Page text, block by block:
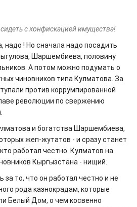
с конфискацией имущества!
надо ! Но сначала надо посадить
Шаршембиева, половину
А потом можно подумать о
чиновников типа Кулматова. За
против коррумпированной
революции по свержению
и богатства Шаршембиева,
жеп-жутатов - и сразу станет
работал честно. Кулматов на
Кыргызстана - нищий.
за то, что он работал честно и не
рода казнокрадам, которые
Белый Дом, о чем косвенно